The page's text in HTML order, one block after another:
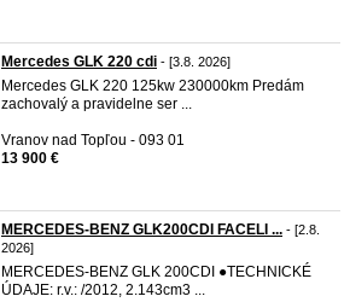
Mercedes GLK 220 cdi - [3.8. 2026]
Mercedes GLK 220 125kw 230000km Predám
zachovalý a pravidelne ser ...
Vranov nad Topľou - 093 01
13 900 €
MERCEDES-BENZ GLK200CDI FACELI ... - [2.8.
2026]
MERCEDES-BENZ GLK 200CDI ●TECHNICKÉ
ÚDAJE: r.v.: /2012, 2.143cm3 ...